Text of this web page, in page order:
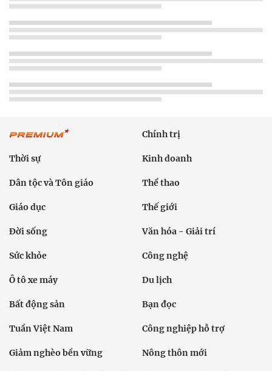
Chính trị
Thời sự Kinh doanh
Dân tộc và Tôn giáo Thể thao
Giáo dục Thế giới
Đời sống Văn hóa - Giải trí
Sức khỏe Công nghệ
Ô tô xe máy Du lịch
Bất động sản Bạn đọc
Tuần Việt Nam Công nghiệp hỗ trợ
Giảm nghèo bền vững Nông thôn mới